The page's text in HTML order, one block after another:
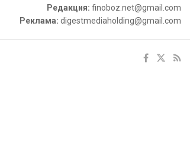
Редакция: finoboz.net@gmail.com
Реклама: digestmediaholding@gmail.com